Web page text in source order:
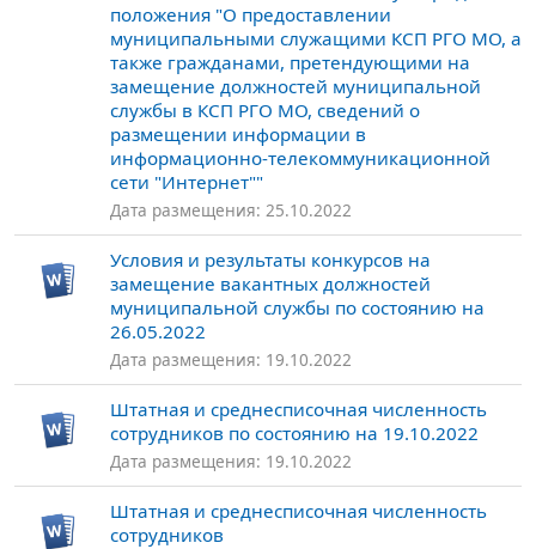
положения "О предоставлении
муниципальными служащими КСП РГО МО, а
также гражданами, претендующими на
замещение должностей муниципальной
службы в КСП РГО МО, сведений о
размещении информации в
информационно-телекоммуникационной
сети "Интернет""
Дата размещения: 25.10.2022
Условия и результаты конкурсов на
замещение вакантных должностей
муниципальной службы по состоянию на
26.05.2022
Дата размещения: 19.10.2022
Штатная и среднесписочная численность
сотрудников по состоянию на 19.10.2022
Дата размещения: 19.10.2022
Штатная и среднесписочная численность
сотрудников